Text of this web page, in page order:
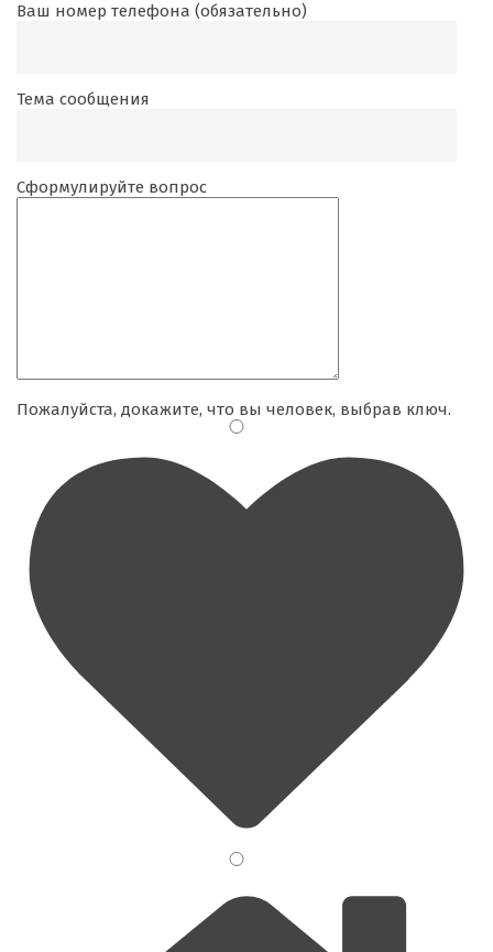
Ваш номер телефона (обязательно)
Тема сообщения
Сформулируйте вопрос
Пожалуйста, докажите, что вы человек, выбрав ключ.